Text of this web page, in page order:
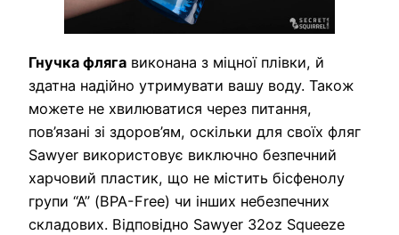
Гнучка фляга виконана з міцної плівки, й
здатна надійно утримувати вашу воду. Також
можете не хвилюватися через питання,
пов’язані зі здоров’ям, оскільки для своїх фляг
Sawyer використовує виключно безпечний
харчовий пластик, що не містить бісфенолу
групи “А” (BPA-Free) чи інших небезпечних
складових. Відповідно Sawyer 32oz Squeeze